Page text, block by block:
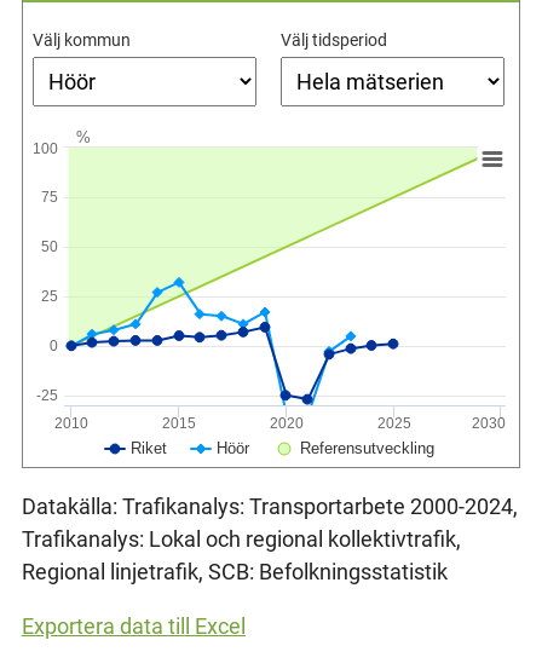
Välj kommun Välj tidsperiod
%
Riket Höör Referensutveckling
2010 2015 2020 2025 2030
-25
0
25
50
75
100
Datakälla: Trafikanalys: Transportarbete 2000-2024,
Trafikanalys: Lokal och regional kollektivtrafik,
Regional linjetrafik, SCB: Befolkningsstatistik
Exportera data till Excel